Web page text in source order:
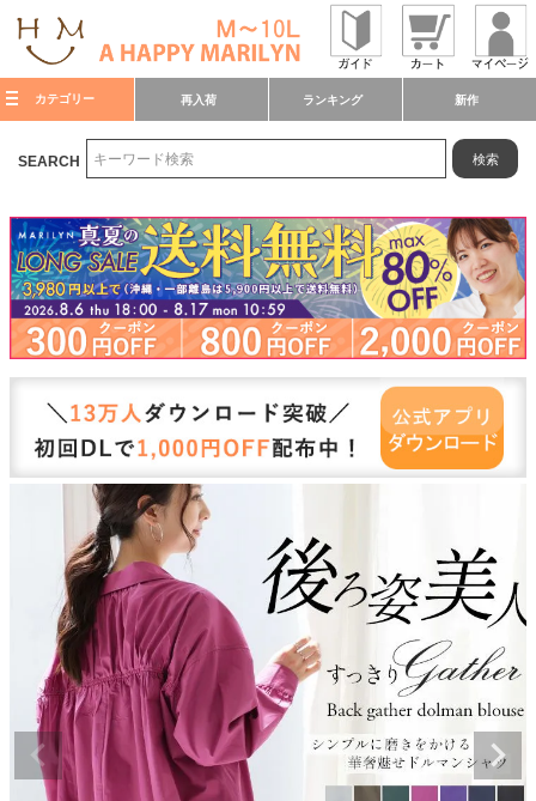
カテゴリー 再入荷 ランキング 新作
SEARCH 検索